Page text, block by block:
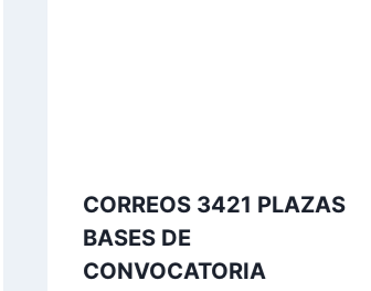
CORREOS 3421 PLAZAS
BASES DE
CONVOCATORIA